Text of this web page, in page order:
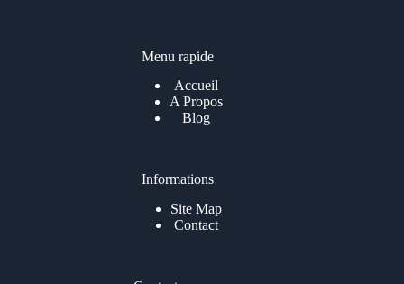
Menu rapide
Accueil
A Propos
Blog
Informations
Site Map
Contact